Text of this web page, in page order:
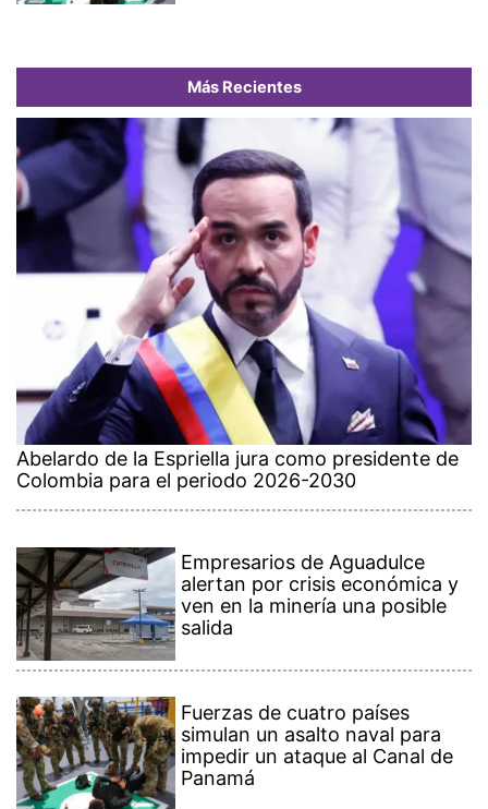
Más Recientes
Abelardo de la Espriella jura como presidente de
Colombia para el periodo 2026-2030
Empresarios de Aguadulce
alertan por crisis económica y
ven en la minería una posible
salida
Fuerzas de cuatro países
simulan un asalto naval para
impedir un ataque al Canal de
Panamá